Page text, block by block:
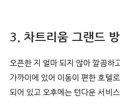
3. 차트리움 그랜드
오픈한 지 얼마 되지 않아 깔끔하
가까이에 있어 이동이 편한 호텔
되어 있고 오후에는 턴다운 서비